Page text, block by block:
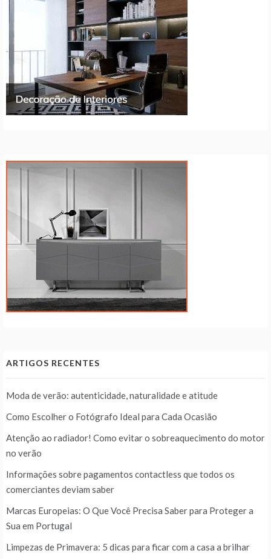
ARTIGOS RECENTES
Moda de verão: autenticidade, naturalidade e atitude
Como Escolher o Fotógrafo Ideal para Cada Ocasião
Atenção ao radiador! Como evitar o sobreaquecimento do motor
no verão
Informações sobre pagamentos contactless que todos os
comerciantes deviam saber
Marcas Europeias: O Que Você Precisa Saber para Proteger a
Sua em Portugal
Limpezas de Primavera: 5 dicas para ficar com a casa a brilhar